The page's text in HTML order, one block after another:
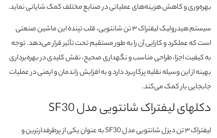
بهره‌وری و کاهش هزینه‌های عملیاتی در صنایع مختلف کمک شایانی نماید.
سیستم هیدرولیک لیفتراک ۳ تن شانتویی، قلب تپنده این ماشین صنعتی
است که عملکرد و کارایی آن را به طور مستقیم تحت تأثیر قرار می‌دهد. توجه
به کیفیت اجزا، طراحی مناسب و نگهداری صحیح، نقش کلیدی در بهره‌برداری
بهینه از این وسیله نقلیه پرکاربرد دارد و به افزایش راندمان و ایمنی در عملیات
جابجایی بار کمک می‌کند.
دکلهای لیفتراک شانتویی مدل SF30
لیفتراک ۳ تن دیزل شانتویی مدل SF30 به عنوان یکی از پرطرفدارترین و